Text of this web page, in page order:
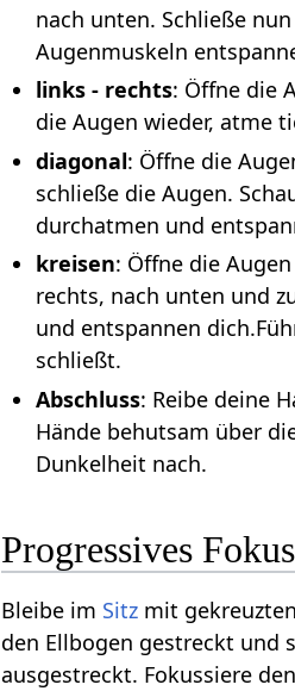
nach unten. Schließe
Augenmuskeln
links - rechts: Öffne die
die Augen wieder, atme
diagonal: Öffne die
schließe die Augen.
durchatmen und
kreisen: Öffne die
rechts, nach unten und
und entspannen
schließt.
Abschluss: Reibe deine
Hände behutsam über
Dunkelheit nach.
Progressives
Bleibe im Sitz mit gekreuzten
den Ellbogen gestreckt und
ausgestreckt. Fokussiere